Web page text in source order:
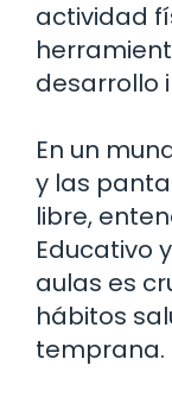
actividad
desarrollo
En un
y las
libre,
Educativo
aulas es
hábitos
temprana.